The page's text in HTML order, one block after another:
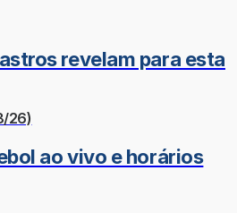
revelam para esta
26)
ao vivo e horários